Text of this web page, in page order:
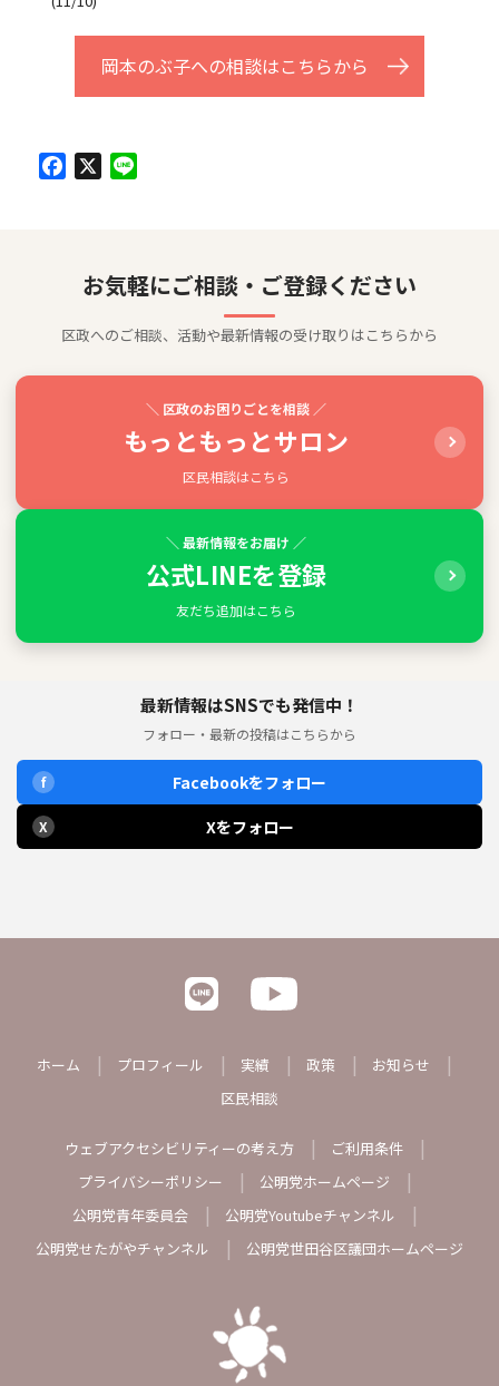
岡本のぶ子への相談はこちらから
Facebook
お気軽にご相談・ご登録ください
区政へのご相談、活動や最新情報の受け取りはこちらから
＼ 区政のお困りごとを相談 ／
もっともっとサロン
区民相談はこちら
＼ 最新情報をお届け ／
公式LINEを登録
友だち追加はこちら
最新情報はSNSでも発信中！
フォロー・最新の投稿はこちらから
f Facebookをフォロー
X Xをフォロー
ホーム プロフィール 実績 政策
お知らせ
区民相談
ウェブアクセシビリティーの考え方
ご利用条件
プライバシーポリシー
公明党ホームページ
公明党青年委員会
公明党Youtubeチャンネル
公明党せたがやチャンネル
公明党世田谷区議団ホームページ